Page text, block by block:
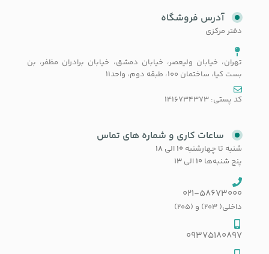
آدرس فروشگاه
دفتر مرکزی
تهران، خیابان ولیعصر، خیابان دمشق، خیابان برادران مظفر، بن
بست کیا، ساختمان 100، طبقه دوم، واحد11
کد پستی: 1416734373
ساعات کاری و شماره های تماس
شنبه تا چهارشنبه ۱۰ الی ۱۸
پنج شنبه‌ها ۱۰ الی ۱۳
021-58673000
داخلی( 203) و (205)
09375180897